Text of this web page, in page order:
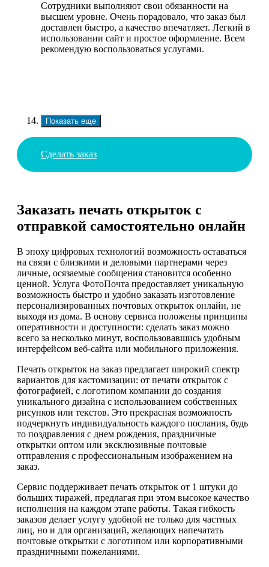
Сотрудники выполняют свои обязанности на
высшем уровне. Очень порадовало, что заказ был
доставлен быстро, а качество впечатляет. Легкий в
использовании сайт и простое оформление. Всем
рекомендую воспользоваться услугами.
Показать еще
Сделать заказ
Заказать печать открыток с
отправкой самостоятельно онлайн
В эпоху цифровых технологий возможность оставаться
на связи с близкими и деловыми партнерами через
личные, осязаемые сообщения становится особенно
ценной. Услуга ФотоПочта предоставляет уникальную
возможность быстро и удобно заказать изготовление
персонализированных почтовых открыток онлайн, не
выходя из дома. В основу сервиса положены принципы
оперативности и доступности: сделать заказ можно
всего за несколько минут, воспользовавшись удобным
интерфейсом веб-сайта или мобильного приложения.
Печать открыток на заказ предлагает широкий спектр
вариантов для кастомизации: от печати открыток с
фотографией, с логотипом компании до создания
уникального дизайна с использованием собственных
рисунков или текстов. Это прекрасная возможность
подчеркнуть индивидуальность каждого послания, будь
то поздравления с днем рождения, праздничные
открытки оптом или эксклюзивные почтовые
отправления с профессиональным изображением на
заказ.
Сервис поддерживает печать открыток от 1 штуки до
больших тиражей, предлагая при этом высокое качество
исполнения на каждом этапе работы. Такая гибкость
заказов делает услугу удобной не только для частных
лиц, но и для организаций, желающих напечатать
почтовые открытки с логотипом или корпоративными
праздничными пожеланиями.